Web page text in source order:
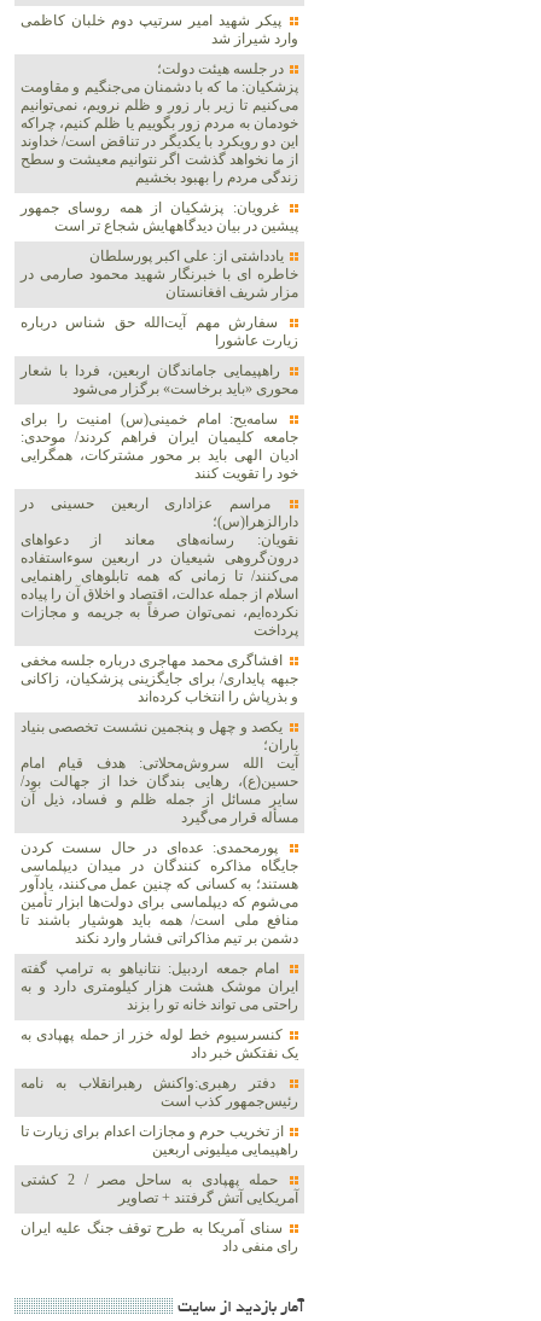
پیکر شهید امیر سرتیپ دوم خلبان کاظمی
وارد شیراز شد
در جلسه هیئت دولت؛
پزشکیان: ما که با دشمنان می‌جنگیم و مقاومت
می‌کنیم تا زیر بار زور و ظلم نرویم، نمی‌توانیم
خودمان به مردم زور بگوییم یا ظلم کنیم، چراکه
این دو رویکرد با یکدیگر در تناقض است/ خداوند
از ما نخواهد گذشت اگر نتوانیم معیشت و سطح
زندگی مردم را بهبود بخشیم
غرویان: پزشکیان از همه روسای جمهور
پیشین در بیان دیدگاههایش شجاع تر است
یادداشتی از: علی اکبر پورسلطان
خاطره ای با خبرنگار شهید محمود صارمی در
مزار شریف افغانستان
سفارش مهم آیت‌الله حق شناس درباره
زیارت عاشورا
راهپیمایی جاماندگان اربعین، فردا با شعار
محوری «باید برخاست» برگزار می‌شود
سامه‌یح: امام خمینی(س) امنیت را برای
جامعه کلیمیان ایران فراهم کردند/ موحدی:
ادیان الهی باید بر محور مشترکات، همگرایی
خود را تقویت کنند
مراسم عزاداری اربعین حسینی در
دارالزهرا(س)؛
نقویان: رسانه‌های معاند از دعواهای
درون‌گروهی شیعیان در اربعین سوءاستفاده
می‌کنند/ تا زمانی که همه تابلوهای راهنمایی
اسلام از جمله عدالت، اقتصاد و اخلاق آن را پیاده
نکرده‌ایم، نمی‌توان صرفاً به جریمه و مجازات
پرداخت
افشاگری محمد مهاجری درباره جلسه مخفی
جبهه پایداری/ برای جایگزینی پزشکیان، زاکانی
و بذرپاش را انتخاب کرده‌اند
یکصد و چهل و پنجمین نشست تخصصی بنیاد
باران؛
آیت الله سروش‌محلاتی: هدف قیام امام
حسین(ع)، رهایی بندگان خدا از جهالت بود/
سایر مسائل از جمله ظلم و فساد، ذیل آن
مسأله قرار می‌گیرد
پورمحمدی: عده‌ای در حال سست کردن
جایگاه مذاکره کنندگان در میدان دیپلماسی
هستند؛ به کسانی که چنین عمل می‌کنند، یادآور
می‌شوم که دیپلماسی برای دولت‌ها ابزار تأمین
منافع ملی است/ همه باید هوشیار باشند تا
دشمن بر تیم مذاکراتی فشار وارد نکند
امام جمعه اردبیل: نتانیاهو به ترامپ گفته
ایران موشک هشت هزار کیلومتری دارد و به
راحتی می تواند خانه تو را بزند
کنسرسیوم خط لوله خزر از حمله پهپادی به
یک نفتکش خبر داد
دفتر رهبری:واکنش رهبرانقلاب به نامه
رئیس‌جمهور کذب است
از تخریب حرم و مجازات اعدام برای زیارت تا
راهپیمایی میلیونی اربعین
حمله پهپادی به ساحل مصر / 2 کشتی
آمریکایی آتش گرفتند + تصاویر
سنای آمریکا به طرح توقف جنگ علیه ایران
رای منفی داد
آمار بازديد از سايت